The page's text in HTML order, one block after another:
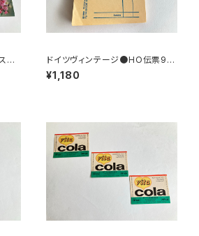
ト
ドイツヴィンテージ●HO伝票90
枚
¥1,180